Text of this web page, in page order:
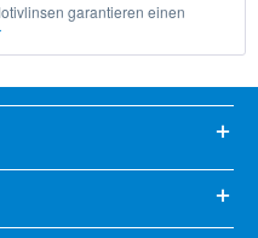
garantieren einen